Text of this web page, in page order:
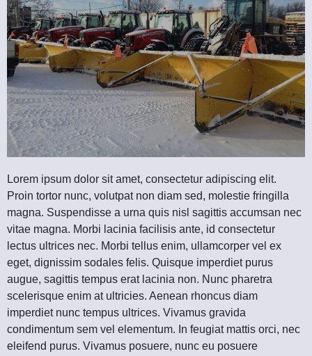
Lorem ipsum dolor sit amet, consectetur adipiscing elit.
Proin tortor nunc, volutpat non diam sed, molestie fringilla
magna. Suspendisse a urna quis nisl sagittis accumsan nec
vitae magna. Morbi lacinia facilisis ante, id consectetur
lectus ultrices nec. Morbi tellus enim, ullamcorper vel ex
eget, dignissim sodales felis. Quisque imperdiet purus
augue, sagittis tempus erat lacinia non. Nunc pharetra
scelerisque enim at ultricies. Aenean rhoncus diam
imperdiet nunc tempus ultrices. Vivamus gravida
condimentum sem vel elementum. In feugiat mattis orci, nec
eleifend purus. Vivamus posuere, nunc eu posuere